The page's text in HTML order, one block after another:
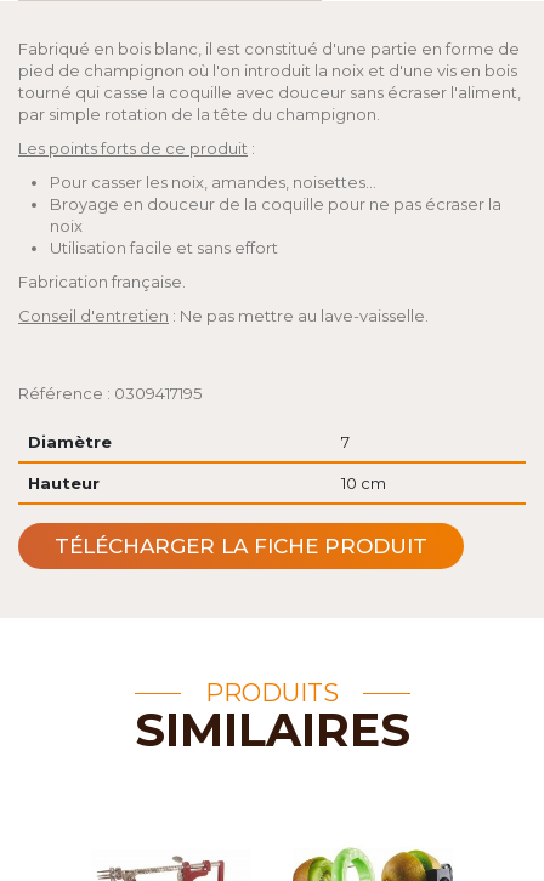
Fabriqué en bois blanc, il est constitué d'une partie en forme de
pied de champignon où l'on introduit la noix et d'une vis en bois
tourné qui casse la coquille avec douceur sans écraser l'aliment,
par simple rotation de la tête du champignon.
Les points forts de ce produit :
Pour casser les noix, amandes, noisettes…
Broyage en douceur de la coquille pour ne pas écraser la
noix
Utilisation facile et sans effort
Fabrication française.
Conseil d'entretien : Ne pas mettre au lave-vaisselle.
Référence : 0309417195
Diamètre 7
Hauteur 10 cm
TÉLÉCHARGER LA FICHE PRODUIT
PRODUITS
SIMILAIRES